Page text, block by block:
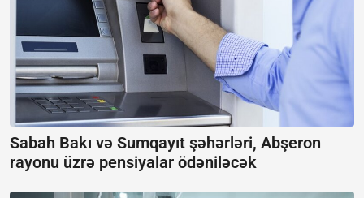
Sabah Bakı və Sumqayıt şəhərləri, Abşeron
rayonu üzrə pensiyalar ödəniləcək